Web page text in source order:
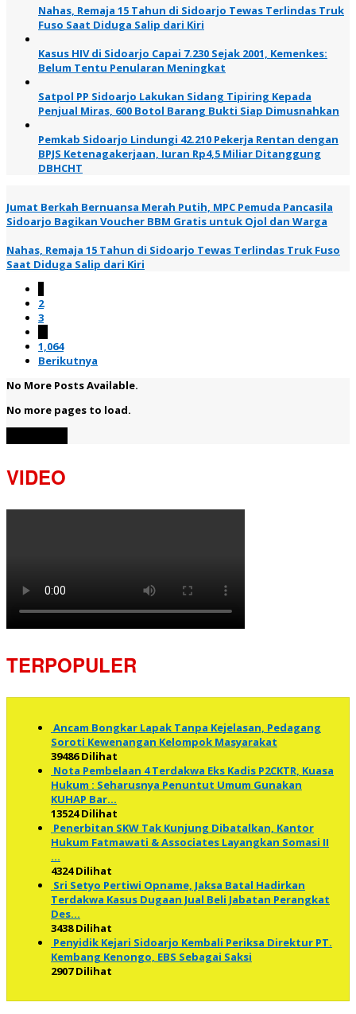
Nahas, Remaja 15 Tahun di Sidoarjo Tewas Terlindas Truk
Fuso Saat Diduga Salip dari Kiri
Kasus HIV di Sidoarjo Capai 7.230 Sejak 2001, Kemenkes:
Belum Tentu Penularan Meningkat
Satpol PP Sidoarjo Lakukan Sidang Tipiring Kepada
Penjual Miras, 600 Botol Barang Bukti Siap Dimusnahkan
Pemkab Sidoarjo Lindungi 42.210 Pekerja Rentan dengan
BPJS Ketenagakerjaan, Iuran Rp4,5 Miliar Ditanggung
DBHCHT
Jumat Berkah Bernuansa Merah Putih, MPC Pemuda Pancasila
Sidoarjo Bagikan Voucher BBM Gratis untuk Ojol dan Warga
Nahas, Remaja 15 Tahun di Sidoarjo Tewas Terlindas Truk Fuso
Saat Diduga Salip dari Kiri
2
3
1,064
Berikutnya
No More Posts Available.
No more pages to load.
VIDEO
TERPOPULER
Ancam Bongkar Lapak Tanpa Kejelasan, Pedagang
Soroti Kewenangan Kelompok Masyarakat
39486 Dilihat
Nota Pembelaan 4 Terdakwa Eks Kadis P2CKTR, Kuasa
Hukum : Seharusnya Penuntut Umum Gunakan
KUHAP Bar…
13524 Dilihat
Penerbitan SKW Tak Kunjung Dibatalkan, Kantor
Hukum Fatmawati & Associates Layangkan Somasi II
…
4324 Dilihat
Sri Setyo Pertiwi Opname, Jaksa Batal Hadirkan
Terdakwa Kasus Dugaan Jual Beli Jabatan Perangkat
Des…
3438 Dilihat
Penyidik Kejari Sidoarjo Kembali Periksa Direktur PT.
Kembang Kenongo, EBS Sebagai Saksi
2907 Dilihat